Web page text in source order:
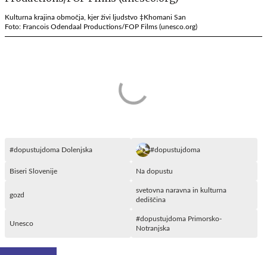
Kulturna krajina območja, kjer živi ljudstvo ‡Khomani San
Foto: Francois Odendaal Productions/FOP Films (unesco.org)
#dopustujdoma Dolenjska #dopustujdoma
Biseri Slovenije Na dopustu
gozd
svetovna naravna in kulturna
dediščina
Unesco
#dopustujdoma Primorsko-
Notranjska